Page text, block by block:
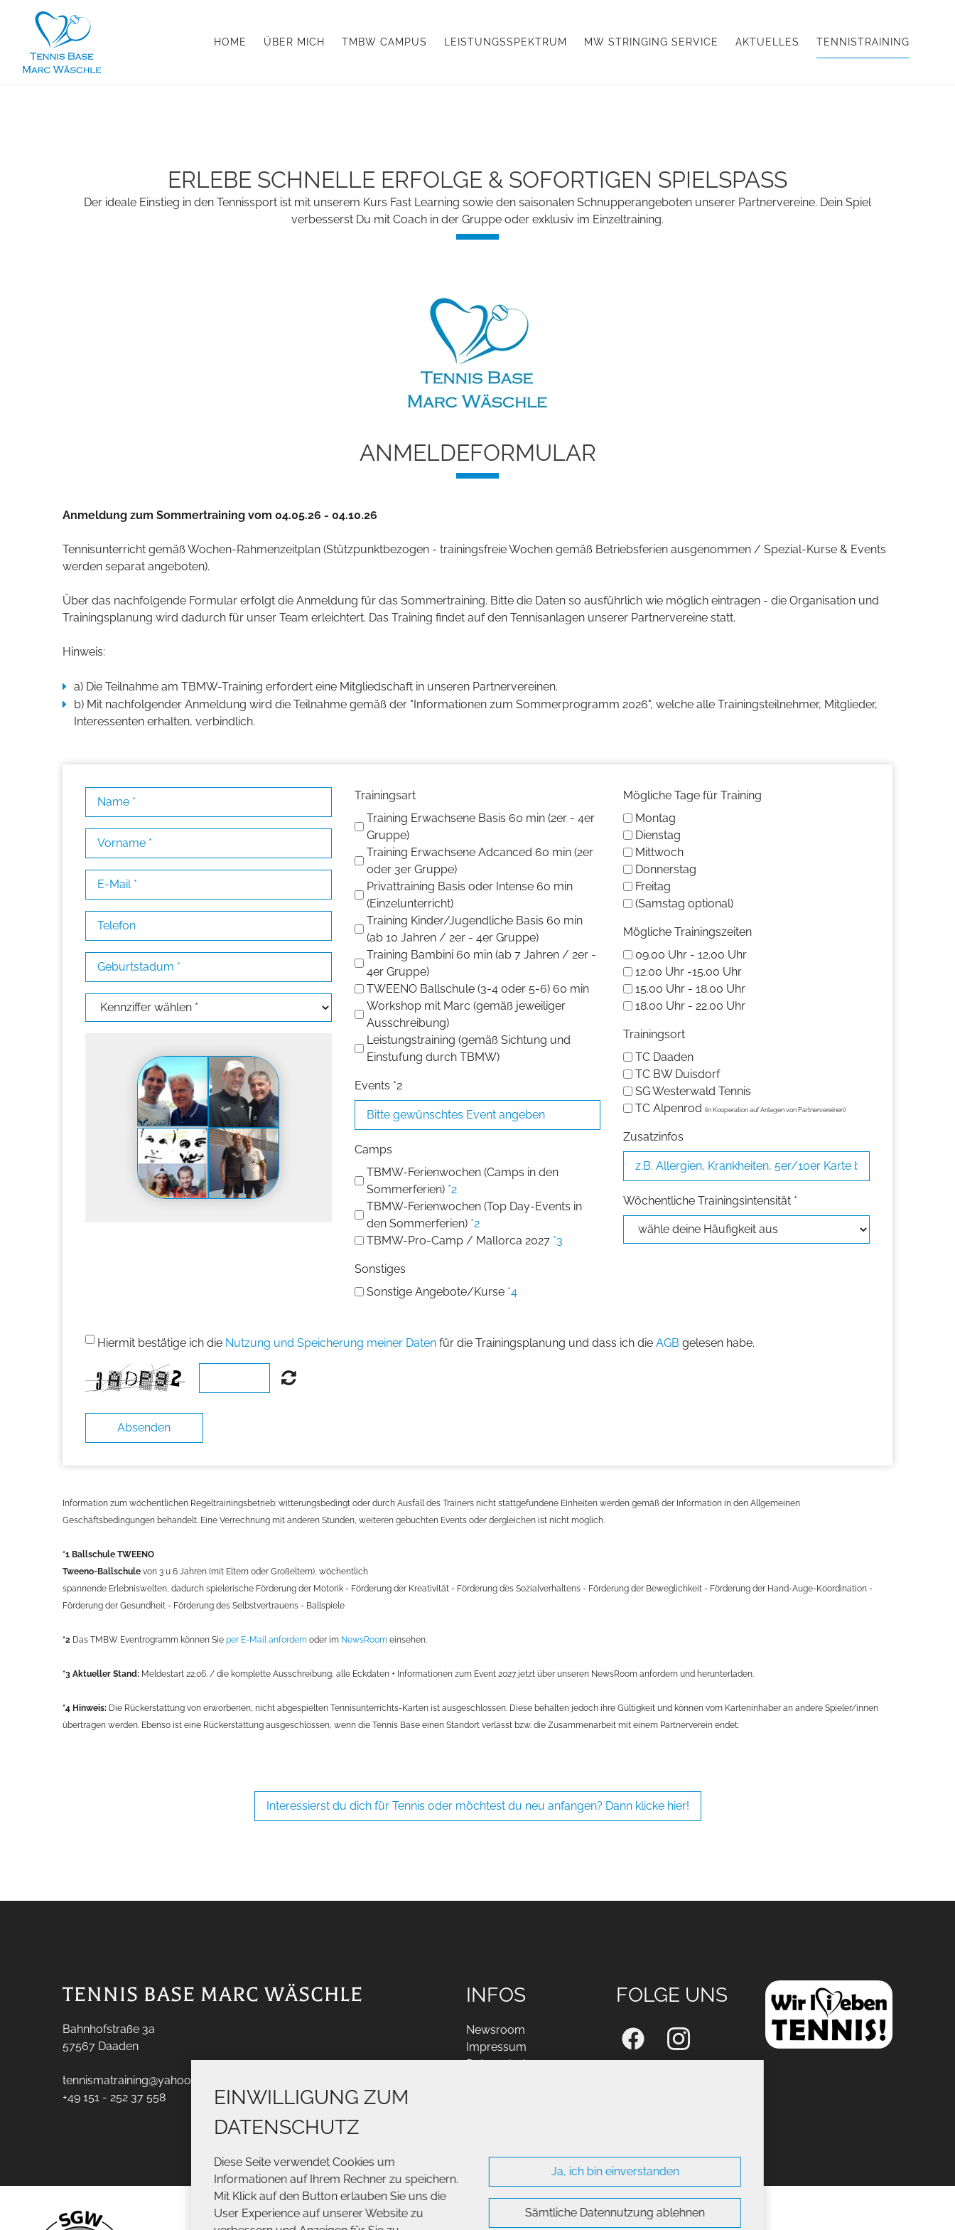
HOME ÜBER MICH TMBW CAMPUS LEISTUNGSSPEKTRUM MW STRINGING SERVICE AKTUELLES TENNISTRAINING
ERLEBE SCHNELLE ERFOLGE & SOFORTIGEN SPIELSPASS
Der ideale Einstieg in den Tennissport ist mit unserem Kurs Fast Learning sowie den saisonalen Schnupperangeboten unserer Partnervereine. Dein Spiel
verbesserst Du mit Coach in der Gruppe oder exklusiv im Einzeltraining.
ANMELDEFORMULAR
Anmeldung zum Sommertraining vom 04.05.26 - 04.10.26
Tennisunterricht gemäß Wochen-Rahmenzeitplan (Stützpunktbezogen - trainingsfreie Wochen gemäß Betriebsferien ausgenommen / Spezial-Kurse & Events
werden separat angeboten).
Über das nachfolgende Formular erfolgt die Anmeldung für das Sommertraining. Bitte die Daten so ausführlich wie möglich eintragen - die Organisation und
Trainingsplanung wird dadurch für unser Team erleichtert. Das Training findet auf den Tennisanlagen unserer Partnervereine statt.
Hinweis:
a) Die Teilnahme am TBMW-Training erfordert eine Mitgliedschaft in unseren Partnervereinen.
b) Mit nachfolgender Anmeldung wird die Teilnahme gemäß der "Informationen zum Sommerprogramm 2026", welche alle Trainingsteilnehmer, Mitglieder,
Interessenten erhalten, verbindlich.
Trainingsart
Training Erwachsene Basis 60 min (2er - 4er
Gruppe)
Training Erwachsene Adcanced 60 min (2er
oder 3er Gruppe)
Privattraining Basis oder Intense 60 min
(Einzelunterricht)
Training Kinder/Jugendliche Basis 60 min
(ab 10 Jahren / 2er - 4er Gruppe)
Training Bambini 60 min (ab 7 Jahren / 2er -
4er Gruppe)
TWEENO Ballschule (3-4 oder 5-6) 60 min
Workshop mit Marc (gemäß jeweiliger
Ausschreibung)
Leistungstraining (gemäß Sichtung und
Einstufung durch TBMW)
Events *2
Camps
TBMW-Ferienwochen (Camps in den
Sommerferien) *2
TBMW-Ferienwochen (Top Day-Events in
den Sommerferien) *2
TBMW-Pro-Camp / Mallorca 2027 *3
Sonstiges
Sonstige Angebote/Kurse *4
Mögliche Tage für Training
Montag
Dienstag
Mittwoch
Donnerstag
Freitag
(Samstag optional)
​Mögliche Trainingszeiten
09.00 Uhr - 12.00 Uhr
12.00 Uhr -15.00 Uhr
15.00 Uhr - 18.00 Uhr
18.00 Uhr - 22.00 Uhr
Trainingsort
TC Daaden
TC BW Duisdorf
SG Westerwald Tennis
TC Alpenrod(in Kooperation auf Anlagen von Partnervereinen)
Zusatzinfos
Wöchentliche Trainingsintensität *
Hiermit bestätige ich die Nutzung und Speicherung meiner Daten für die Trainingsplanung und dass ich die AGB gelesen habe.
Absenden
Information zum wöchentlichen Regeltrainingsbetrieb: witterungsbedingt oder durch Ausfall des Trainers nicht stattgefundene Einheiten werden gemäß der Information in den Allgemeinen
Geschäftsbedingungen behandelt. Eine Verrechnung mit anderen Stunden, weiteren gebuchten Events oder dergleichen ist nicht möglich.
*1 Ballschule TWEENO
Tweeno-Ballschule von 3 u 6 Jahren (mit Eltern oder Großeltern), wöchentlich
spannende Erlebniswelten, dadurch spielerische Förderung der Motorik - Förderung der Kreativität - Förderung des Sozialverhaltens - Förderung der Beweglichkeit - Förderung der Hand-Auge-Koordination -
Förderung der Gesundheit - Förderung des Selbstvertrauens - Ballspiele
*2 Das TMBW Eventrogramm können Sie per E-Mail anfordern oder im NewsRoom einsehen.
*3 Aktueller Stand: Meldestart 22.06. / die komplette Ausschreibung, alle Eckdaten + Informationen zum Event 2027 jetzt über unseren NewsRoom anfordern und herunterladen.
*4 Hinweis: Die Rückerstattung von erworbenen, nicht abgespielten Tennisunterrichts-Karten ist ausgeschlossen. Diese behalten jedoch ihre Gültigkeit und können vom Karteninhaber an andere Spieler/innen
übertragen werden. Ebenso ist eine Rückerstattung ausgeschlossen, wenn die Tennis Base einen Standort verlässt bzw. die Zusammenarbeit mit einem Partnerverein endet.
Interessierst du dich für Tennis oder möchtest du neu anfangen? Dann klicke hier!
EINWILLIGUNG ZUM
DATENSCHUTZ
Diese Seite verwendet Cookies um
Informationen auf Ihrem Rechner zu speichern.
Mit Klick auf den Button erlauben Sie uns die
User Experience auf unserer Website zu
Ja, ich bin einverstanden
Sämtliche Datennutzung ablehnen
TENNIS BASE MARC WÄSCHLE
Bahnhofstraße 3a
57567 Daaden
tennismatraining@yahoo.de
+49 151 - 252 37 558
INFOS
Newsroom
Impressum
Datenschutz
FOLGE UNS